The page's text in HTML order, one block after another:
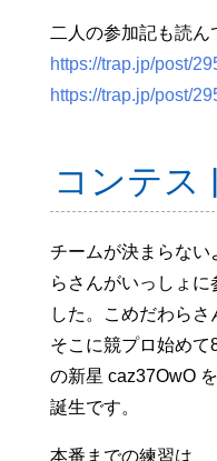
二人の参加記も読ん
https://trap.jp/post/
https://trap.jp/post/
コンテス
チームが決まらない
らさんがいっしょに
した。こめだわらさ
そこに競プロ始め
の新星 caz37OwO
誕生です。
本番までの練習は